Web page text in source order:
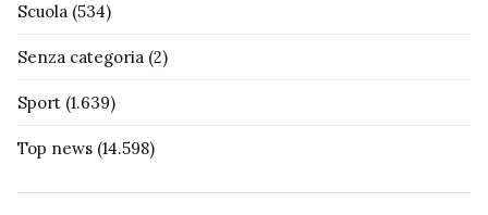
Scuola (534)
Senza categoria (2)
Sport (1.639)
Top news (14.598)